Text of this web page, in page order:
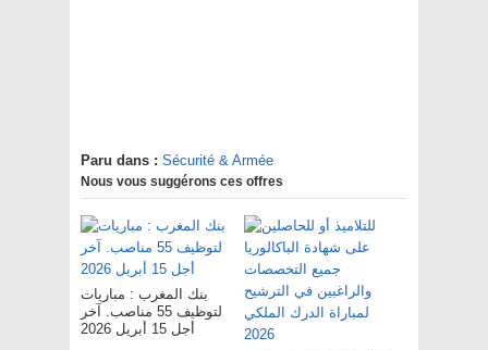
Paru dans : Sécurité & Armée
Nous vous suggérons ces offres
بنك المغرب : مباريات
لتوظيف 55 مناصب. آخر
أجل 15 أبريل 2026